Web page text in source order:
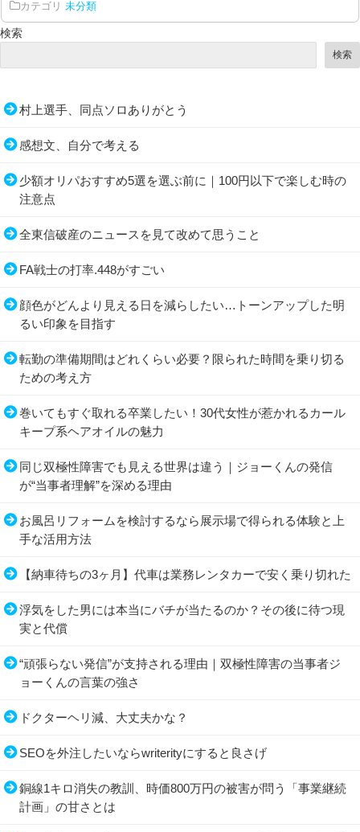
カテゴリ 未分類
検索
検索
村上選手、同点ソロありがとう
感想文、自分で考える
少額オリパおすすめ5選を選ぶ前に｜100円以下で楽しむ時の
注意点
全東信破産のニュースを見て改めて思うこと
FA戦士の打率.448がすごい
顔色がどんより見える日を減らしたい…トーンアップした明
るい印象を目指す
転勤の準備期間はどれくらい必要？限られた時間を乗り切る
ための考え方
巻いてもすぐ取れる卒業したい！30代女性が惹かれるカール
キープ系ヘアオイルの魅力
同じ双極性障害でも見える世界は違う｜ジョーくんの発信
が“当事者理解”を深める理由
お風呂リフォームを検討するなら展示場で得られる体験と上
手な活用方法
【納車待ちの3ヶ月】代車は業務レンタカーで安く乗り切れた
浮気をした男には本当にバチが当たるのか？その後に待つ現
実と代償
“頑張らない発信”が支持される理由｜双極性障害の当事者ジ
ョーくんの言葉の強さ
ドクターヘリ減、大丈夫かな？
SEOを外注したいならwriterityにすると良さげ
銅線1キロ消失の教訓、時価800万円の被害が問う「事業継続
計画」の甘さとは